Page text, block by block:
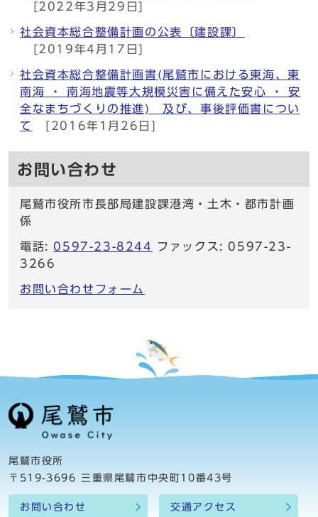
[2022年3月29日]
社会資本総合整備計画の公表〔建設課〕
[2019年4月17日]
社会資本総合整備計画書(尾鷲市における東海、東
南海 ・ 南海地震等大規模災害に備えた安心 ・ 安
全なまちづくりの推進) 及び、事後評価書につい
て
[2016年1月26日]
お問い合わせ
尾鷲市役所市長部局建設課港湾・土木・都市計画
係
電話: 0597-23-8244
ファックス: 0597-23-
3266
お問い合わせフォーム
尾鷲市役所
〒519-3696 三重県尾鷲市中央町10番43号
お問い合わせ 交通アクセス